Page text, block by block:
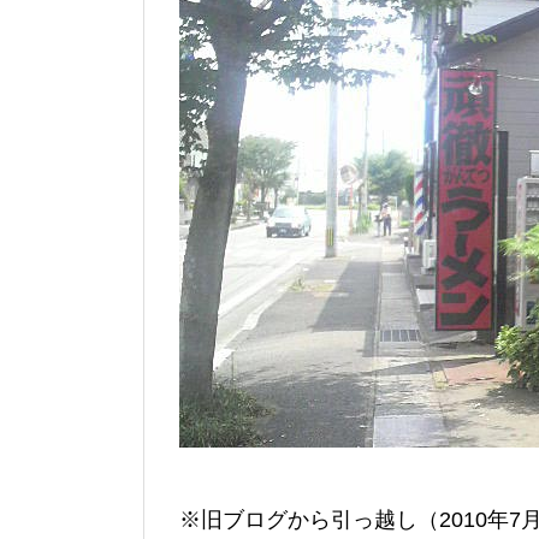
※旧ブログから引っ越し（2010年7